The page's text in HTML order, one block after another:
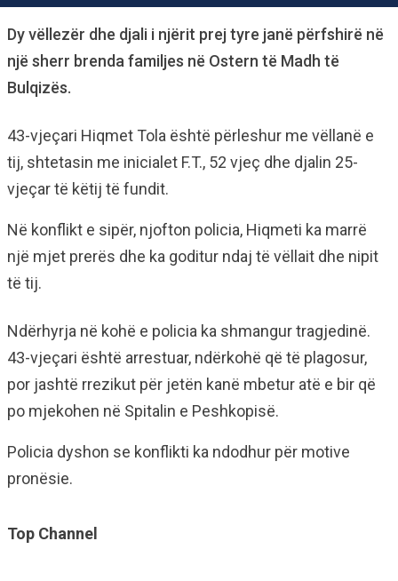
Dy vëllezër dhe djali i njërit prej tyre janë përfshirë në
një sherr brenda familjes në Ostern të Madh të
Bulqizës.
43-vjeçari Hiqmet Tola është përleshur me vëllanë e
tij, shtetasin me inicialet F.T., 52 vjeç dhe djalin 25-
vjeçar të këtij të fundit.
Në konflikt e sipër, njofton policia, Hiqmeti ka marrë
një mjet prerës dhe ka goditur ndaj të vëllait dhe nipit
të tij.
Ndërhyrja në kohë e policia ka shmangur tragjedinë.
43-vjeçari është arrestuar, ndërkohë që të plagosur,
por jashtë rrezikut për jetën kanë mbetur atë e bir që
po mjekohen në Spitalin e Peshkopisë.
Policia dyshon se konflikti ka ndodhur për motive
pronësie.
Top Channel